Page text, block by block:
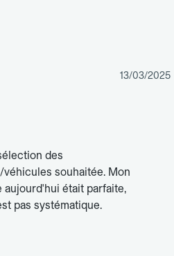
13/03/2025
des
souhaitée. Mon
aujourd'hui était parfaite,
pas systématique.